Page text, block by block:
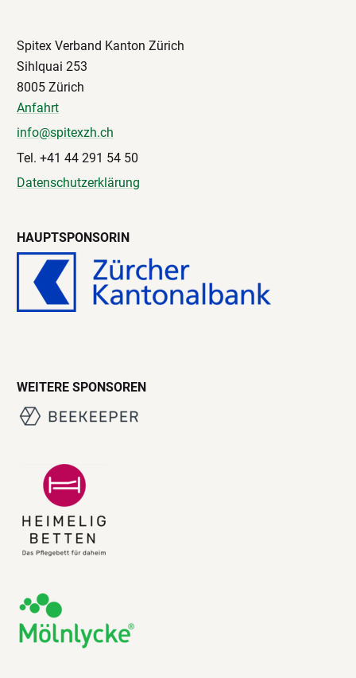
Spitex Verband Kanton Zürich
Sihlquai 253
8005 Zürich
Anfahrt
info@spitexzh.ch
Tel. +41 44 291 54 50
Datenschutzerklärung
HAUPTSPONSORIN
WEITERE SPONSOREN